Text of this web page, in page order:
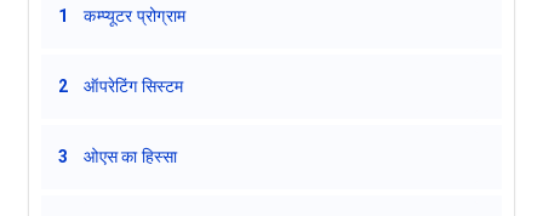
1 कम्प्यूटर प्रोग्राम
2 ऑपरेटिंग सिस्टम
3 ओएस का हिस्सा